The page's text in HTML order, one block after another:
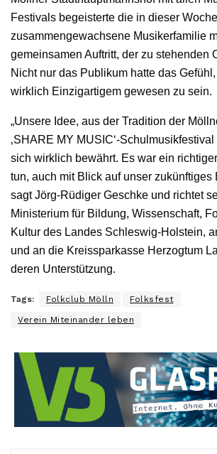
Festivals begeisterte die in dieser Woche
zusammengewachsene Musikerfamilie
gemeinsamen Auftritt, der zu stehenden
Nicht nur das Publikum hatte das
wirklich Einzigartigem gewesen zu sein.
„Unsere Idee, aus der Tradition der
‚SHARE MY MUSIC‘-
sich wirklich bewährt. Es war ein
tun, auch mit Blick auf unser zukünftiges
sagt Jörg-Rüdiger Geschke und richtet
Ministerium für Bildung, Wissenschaft,
Kultur des Landes Schleswig-Holstein,
und an die Kreissparkasse Herzogtum
deren Unterstützung.
Tags: Folkclub Mölln Folksfest
Verein Miteinander leben